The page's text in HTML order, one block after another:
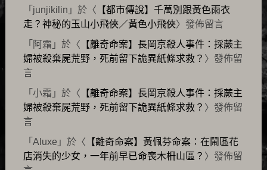
「 junjikilin 」於〈 【都市傳說】千萬別跟黃色雨衣
走？神秘的玉山小飛俠／黃色小飛俠〉發佈留言
「 阿霜 」於〈 【離奇命案】長岡京殺人事件：採蕨主
婦被殺棄屍荒野，死前留下詭異紙條求救？ 〉發佈留
言
「 小霜 」於〈 【離奇命案】長岡京殺人事件：採蕨主
婦被殺棄屍荒野，死前留下詭異紙條求救？ 〉發佈留
言
「 Aluxe 」於〈 【離奇命案】黃佩芬命案：在鬧區花
店消失的少女，一年前早已命喪木柵山區？ 〉發佈留